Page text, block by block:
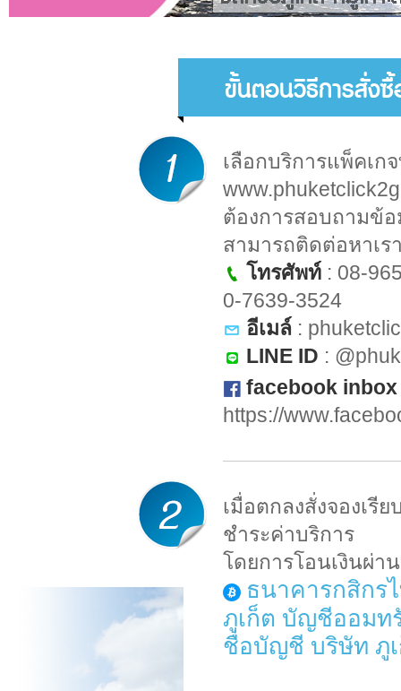
ขั้นตอนวิธีการสั่งซื้
เลือกบริการแพ็คเก
ต้องการสอบถามข้อ
สามารถติดต่อหาเ
โทรศัพท์ : 08-
0-7639-3524
อีเมล์ :
LINE ID :
facebook inbox
https://
เมื่อตกลงสั่งจองเรี
ชำระค่าบริการ
โดยการโอนเงินผ่
ธนาคารกสิกร
ภูเก็ต บัญชีออมท
ชื่อบัญชี บริษัท ภู